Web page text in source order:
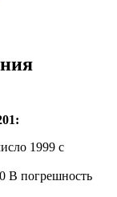
1999 с
В погрешность